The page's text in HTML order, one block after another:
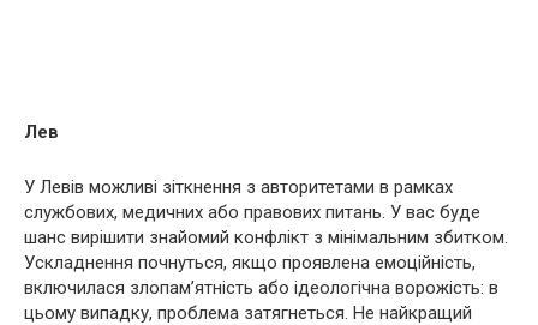
Лев
У Левів можливі зіткнення з авторитетами в рамках
службових, медичних або правових питань. У вас буде
шанс вирішити знайомий конфлікт з мінімальним збитком.
Ускладнення почнуться, якщо проявлена емоційність,
включилася злопам’ятність або ідеологічна ворожість: в
цьому випадку, проблема затягнеться. Не найкращий